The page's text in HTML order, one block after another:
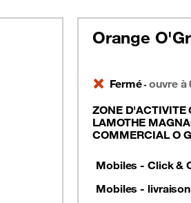
Orange
Fermé-ouvre à
ZONE D'ACTIVITE
LAMOTHE
COMMERCIAL O
Mobiles - Click &
Mobiles -